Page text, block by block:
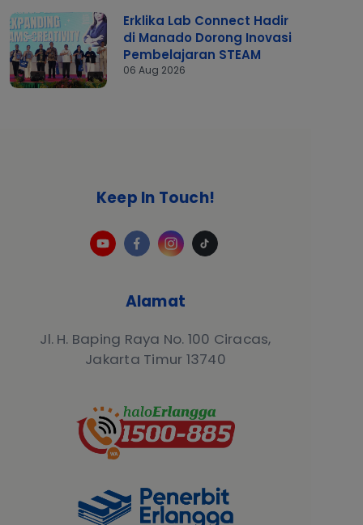
Erklika Lab Connect Hadir
di Manado Dorong Inovasi
Pembelajaran STEAM
06 Aug 2026
Alamat
Jl. H. Baping Raya No. 100 Ciracas,
Jakarta Timur 13740
Keep In Touch!